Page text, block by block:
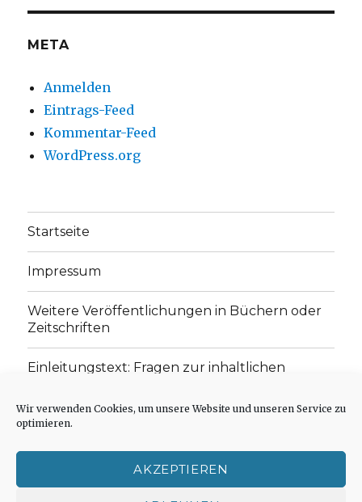
Wir verwenden Cookies, um unsere Website und unseren Service zu
optimieren.
AKZEPTIEREN
anzeigenanzeigen
META
Anmelden
Eintrags-Feed
Kommentar-Feed
WordPress.org
Startseite
Impressum
Weitere Veröffentlichungen in Büchern oder
Zeitschriften
Einleitungstext: Fragen zur inhaltlichen
„schwachen Glaubens“
Cookie-Richtlinie (EU)